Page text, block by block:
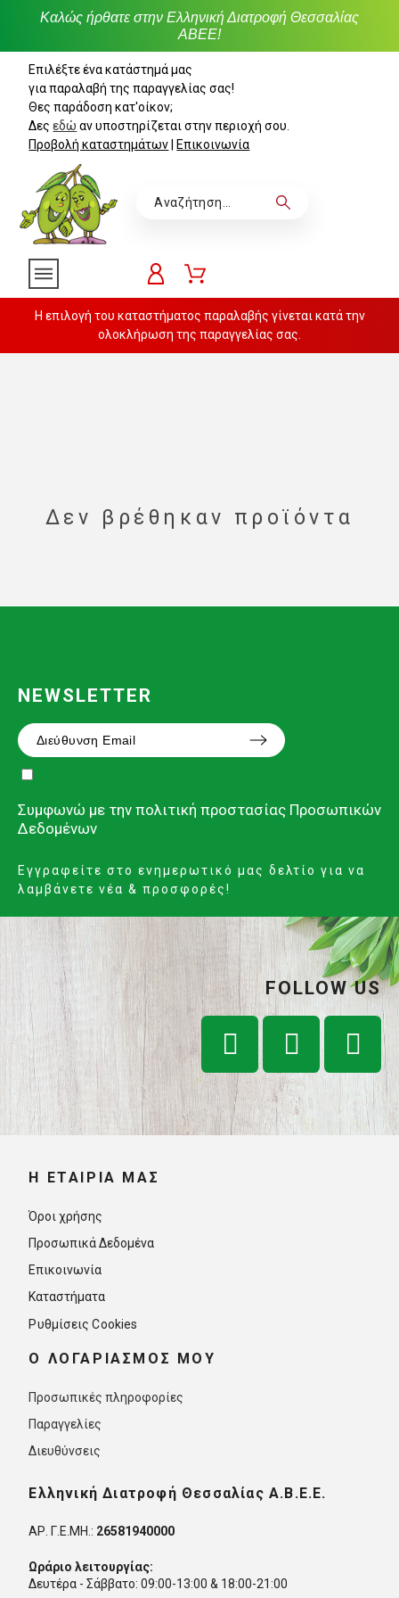
Καλώς ήρθατε στην Ελληνική Διατροφή Θεσσαλίας
ΑΒΕΕ!
Επιλέξτε ένα κατάστημά μας
για παραλαβή της παραγγελίας σας!
Θες παράδοση κατ'οίκον;
Δεςεδώ αν υποστηρίζεται στην περιοχή σου.
Προβολή καταστημάτων
Επικοινωνία
Η επιλογή του καταστήματος παραλαβής γίνεται κατά την
ολοκλήρωση της παραγγελίας σας.
Δεν βρέθηκαν προϊόντα
NEWSLETTER
Συμφωνώ με την πολιτική προστασίας Προσωπικών
Δεδομένων
Εγγραφείτε στο ενημερωτικό μας δελτίο για να
λαμβάνετε νέα & προσφορές!
FOLLOW US
Η ΕΤΑΙΡΊΑ ΜΑΣ
Όροι χρήσης
Προσωπικά Δεδομένα
Επικοινωνία
Καταστήματα
Ρυθμίσεις Cookies
O ΛΟΓΑΡΙΑΣΜΟΣ ΜΟΥ
Προσωπικές πληροφορίες
Παραγγελίες
Διευθύνσεις
Ελληνική Διατροφή Θεσσαλίας Α.Β.Ε.Ε.
ΑΡ. Γ.Ε.ΜΗ.: 26581940000
Ωράριο λειτουργίας:
Δευτέρα - Σάββατο: 09:00-13:00 & 18:00-21:00